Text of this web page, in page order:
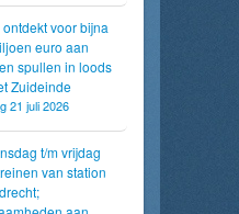
voor bijna
euro aan
spullen in loods
Zuideinde
21 juli 2026
t/m vrijdag
van station